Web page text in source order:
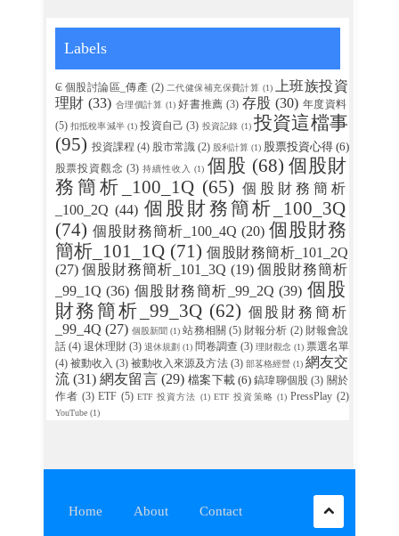
Labels
₢ 個股討論區_傳產 (2) 二代健保補充保費計算 (1)
上班族投資
理財 (33) 合理價計算 (1) 好書推薦 (3) 存股 (30) 年度資料
(5) 扣抵稅率減半 (1) 投資自己 (3) 投資記錄 (1) 投資這檔事
(95) 投資課程 (4) 股市常識 (2) 股利計算 (1) 股票投資心得 (6)
股票投資觀念 (3) 持續性收入 (1) 個股 (68) 個股財
務簡析_100_1Q (65) 個股財務簡析
_100_2Q (44) 個股財務簡析_100_3Q
(74) 個股財務簡析_100_4Q (20) 個股財務
簡析_101_1Q (71) 個股財務簡析_101_2Q
(27) 個股財務簡析_101_3Q (19) 個股財務簡析
_99_1Q (36) 個股財務簡析_99_2Q (39) 個股
財務簡析_99_3Q (62) 個股財務簡析
_99_4Q (27) 個股新聞 (1) 站務相關 (5) 財報分析 (2) 財報會說
話 (4) 退休理財 (3) 退休規劃 (1) 問卷調查 (3) 理財觀念 (1) 票選名單
(4) 被動收入 (3) 被動收入來源及方法 (3) 部茖格經營 (1) 網友交
流 (31) 網友留言 (29) 檔案下載 (6) 鎬瑋聊個股 (3) 關於
作者 (3) ETF (5) ETF 投資方法 (1) ETF 投資策略 (1) PressPlay (2)
YouTube (1)
Home About Contact